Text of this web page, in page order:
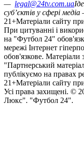
— legal@24tv.com.ua
суб’єктів у сфері
21+Матеріали сайту
При цитуванні і
на "Футбол 24"
мережі Інтернет
обов'язкове.
"Партнерський
публікуємо на правах
21+Матеріали сайту
Усi права захищенi. ©
Люкс". "Футбол 24".